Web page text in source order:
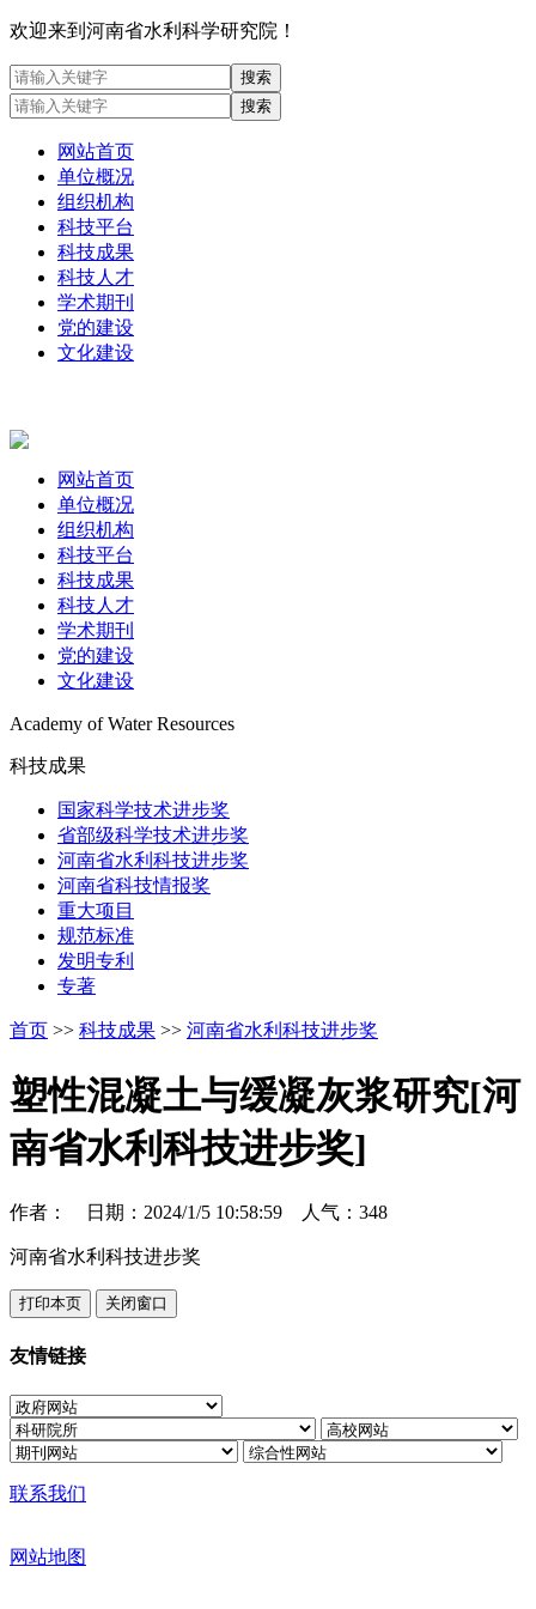
欢迎来到河南省水利科学研究院！
网站首页
单位概况
组织机构
科技平台
科技成果
科技人才
学术期刊
党的建设
文化建设
网站首页
单位概况
组织机构
科技平台
科技成果
科技人才
学术期刊
党的建设
文化建设
Academy of Water Resources
科技成果
国家科学技术进步奖
省部级科学技术进步奖
河南省水利科技进步奖
河南省科技情报奖
重大项目
规范标准
发明专利
专著
首页 >> 科技成果 >> 河南省水利科技进步奖
塑性混凝土与缓凝灰浆研究[河
南省水利科技进步奖]
作者： 日期：2024/1/5 10:58:59 人气： 348
河南省水利科技进步奖
友情链接
联系我们
网站地图